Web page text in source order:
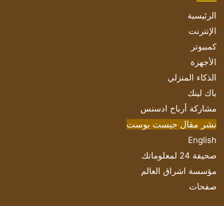
الرئيسية
الإنترنت
كمبيوتر
الأجهزة
الذكاء المنزلي
باك لينك
مشاركة أرباح ادسنس
نشر مقال جيست بوست
English
صحيفة 24 لمعلوماتك
مؤسسة اشراق العالم
صفحات